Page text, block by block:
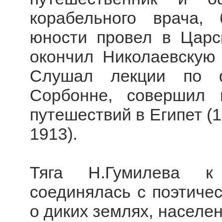
корабельного
юности провел в
окончил
Слушал лекции по
Сорбонне, совершил
путешествий в Египет
1913).
Тяга Н.Гумилева к
соединялась с
о диких землях,